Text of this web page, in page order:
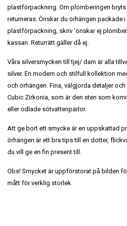
plastförpackning. Om plomberingen bryts
returneras. Önskar du örhängen packade
plastförpackning, skriv 'önskar ej
kassan. Returrätt gäller då ej.
Våra silversmycken till tjej/ dam är alla
silver. En modern och stilfull kollektion
och örhängen. Fina, välgjorda detaljer
Cubic Zirkonia, som är den sten som
eller odlade sötvattenpärlor.
Att ge bort ett smycke är en uppskattad
örhängen är ett bra tips till en dotter,
du vill ge en fin present till.
Obs! Smycket är uppförstorat på bilden
mått för verklig storlek.